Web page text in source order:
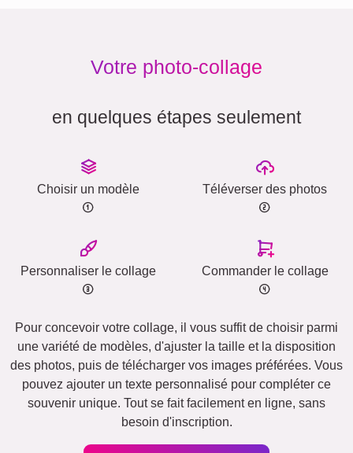
Votre photo-collage
en quelques étapes seulement
Choisir un modèle Téléverser des photos
Personnaliser le collage Commander le collage
Pour concevoir votre collage, il vous suffit de choisir parmi
une variété de modèles, d'ajuster la taille et la disposition
des photos, puis de télécharger vos images préférées. Vous
pouvez ajouter un texte personnalisé pour compléter ce
souvenir unique. Tout se fait facilement en ligne, sans
besoin d'inscription.